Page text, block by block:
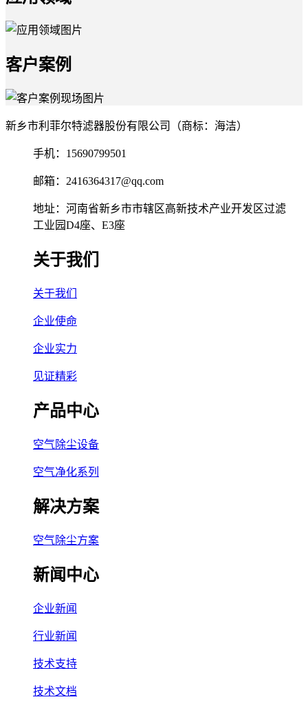
客户案例
新乡市利菲尔特滤器股份有限公司（商标：海洁）
手机：15690799501
邮箱：2416364317@qq.com
地址：河南省新乡市市辖区高新技术产业开发区过滤
工业园D4座、E3座
关于我们
关于我们
企业使命
企业实力
见证精彩
产品中心
空气除尘设备
空气净化系列
解决方案
空气除尘方案
新闻中心
企业新闻
行业新闻
技术支持
技术文档